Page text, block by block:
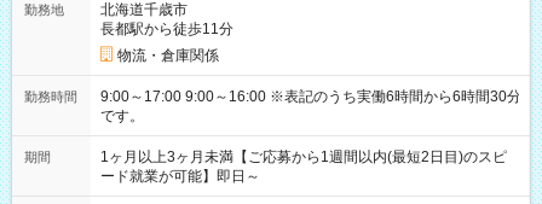
勤務地
北海道千歳市
長都駅から徒歩11分
物流・倉庫関係
勤務時間
9:00～17:00 9:00～16:00 ※表記のうち実働6時間から6時間30分
です。
期間
1ヶ月以上3ヶ月未満【ご応募から1週間以内(最短2日目)のスピ
ード就業が可能】即日～